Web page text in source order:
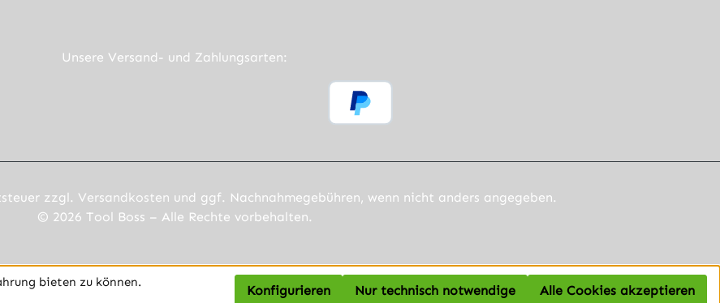
Link) Link)
Tab (externer Link)
Link)
Unsere Versand- und Zahlungsarten:
zzgl. Versandkosten und ggf. Nachnahmegebühren, wenn nicht anders angegeben.
© 2026 Tool Boss – Alle Rechte vorbehalten.
bieten zu können.
Nur technisch notwendige
Konfigurieren Alle Cookies akzeptieren